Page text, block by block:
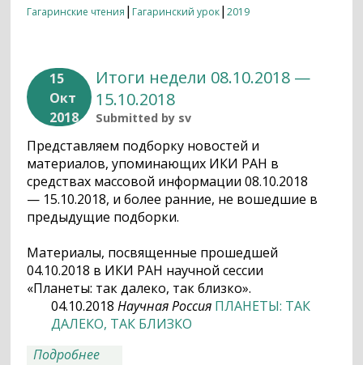
Гагаринские чтения | Гагаринский урок|2019
15
Окт
2018
Итоги недели 08.10.2018 —
15.10.2018
Submitted by sv
Представляем подборку новостей и
материалов, упоминающих ИКИ РАН в
средствах массовой информации 08.10.2018
— 15.10.2018, и более ранние, не вошедшие в
предыдущие подборки.
Материалы, посвященные прошедшей
04.10.2018 в ИКИ РАН научной сессии
«Планеты: так далеко, так близко».
04.10.2018Научная Россия ПЛАНЕТЫ: ТАК
ДАЛЕКО, ТАК БЛИЗКО
Подробнее